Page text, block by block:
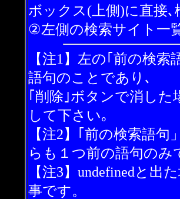
ボックス(上側)に直接
②左側の検索サイト一
【注1】左の｢前の検
語句のことであり､
｢削除｣ボタンで消した
して下さい｡
【注2】｢前の検索語
らも１つ前の語句のみ
【注3】undefinedと出
事です。